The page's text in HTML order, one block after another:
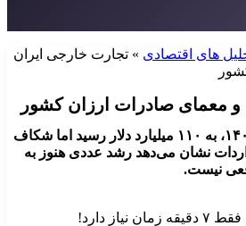
های اقتصادی » تجارت خارجی ایران
معمای صادرات ارزان کشور
تجارت خارجی ایران در ۱۴۰۴، به ۱۱۰ میلیارد دلار رسید اما شکاف
نشان می‌دهد رشد عددی هنوز به
نیست.
دارد!